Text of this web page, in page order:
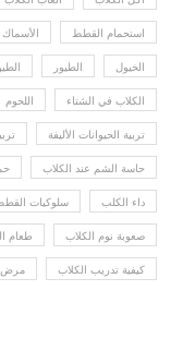
استحمام القطط الأسماك
الخيول الطيور
الكلاب في الشتاء اللحوم
تربية الحيوانات الأليفة
حاسة الشم عند الكلاب
داء الكلب سلوكيات
صعوبة نوم الكلاب طعام
كيفية تدريب الكلاب مرض